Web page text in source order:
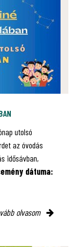
utolsó
az óvodás
idősávban,
dátuma:
olvasom